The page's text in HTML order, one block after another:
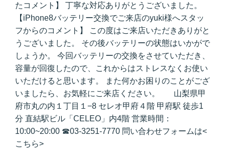
たコメント】 丁寧な対応ありがとうございました。
【iPhone8バッテリー交換でご来店のyuki様へスタッ
フからのコメント】 この度はご来店いただきありがと
うございました。 その後バッテリーの状態はいかがで
しょうか。 今回バッテリーの交換をさせていただき、
容量が回復したので、これからはストレスなくお使い
いただけると思います。 また何かお困りのことがござ
いましたら、お気軽にご来店ください。 山梨県甲
府市丸の内１丁目１−8 セレオ甲府４階 甲府駅 徒歩1
分 直結駅ビル「CELEO」内4階 営業時間：
10:00~20:00 ☎03-3251-7770 問い合わせフォームは<
こちら>